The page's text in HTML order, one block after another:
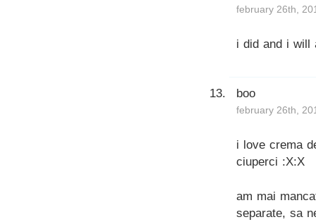
february 26th,
i did and i will
boo
february 26th,
i love crema
ciuperci :X:X
am mai
separate, sa